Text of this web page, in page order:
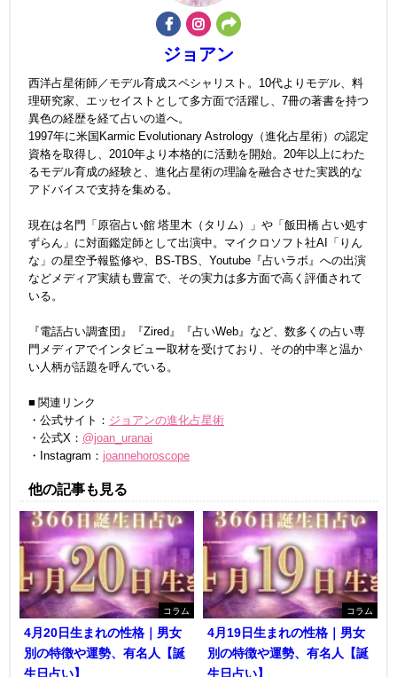
ジョアン
西洋占星術師／モデル育成スペシャリスト。10代よりモデル、料
理研究家、エッセイストとして多方面で活躍し、7冊の著書を持つ
異色の経歴を経て占いの道へ。
1997年に米国Karmic Evolutionary Astrology（進化占星術）の認定
資格を取得し、2010年より本格的に活動を開始。20年以上にわた
るモデル育成の経験と、進化占星術の理論を融合させた実践的な
アドバイスで支持を集める。
現在は名門「原宿占い館 塔里木（タリム）」や「飯田橋 占い処す
ずらん」に対面鑑定師として出演中。マイクロソフト社AI「りん
な」の星空予報監修や、BS-TBS、Youtube『占いラボ』への出演
などメディア実績も豊富で、その実力は多方面で高く評価されて
いる。
『電話占い調査団』『Zired』『占いWeb』など、数多くの占い専
門メディアでインタビュー取材を受けており、その的中率と温か
い人柄が話題を呼んでいる。
■ 関連リンク
・公式サイト： ジョアンの進化占星術
・公式X： @joan_uranai
・Instagram： joannehoroscope
他の記事も見る
コラム
4月20日生まれの性格｜男女
別の特徴や運勢、有名人【誕
生日占い】
コラム
4月19日生まれの性格｜男女
別の特徴や運勢、有名人【誕
生日占い】